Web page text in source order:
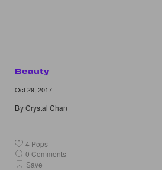
Beauty
Oct 29, 2017
ByCrystal Chan
4 Pops
0 Comments
Save